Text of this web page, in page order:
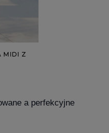
MIDI Z
a perfekcyjne